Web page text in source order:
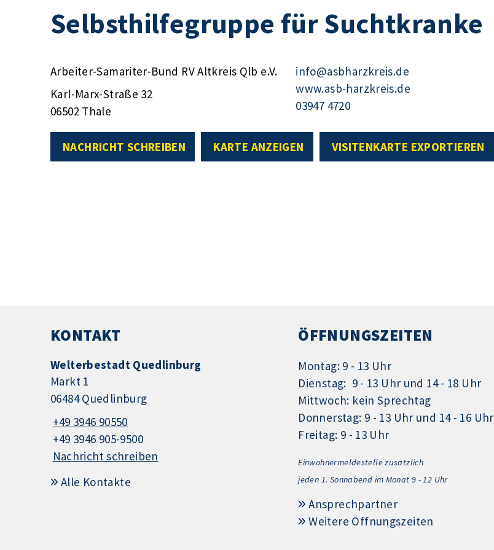
Selbsthilfegruppe für Suchtkranke
Arbeiter-Samariter-Bund RV Altkreis Qlb e.V.
Karl-Marx-Straße 32
06502 Thale
info@asbharzkreis.de
www.asb-harzkreis.de
03947 4720
NACHRICHT SCHREIBEN KARTE ANZEIGEN VISITENKARTE EXPORTIEREN
KONTAKT
Welterbestadt Quedlinburg
Markt 1
06484 Quedlinburg
+49 3946 90550
+49 3946 905-9500
Nachricht schreiben
Alle Kontakte
ÖFFNUNGSZEITEN
Montag: 9 - 13 Uhr
Dienstag: 9 - 13 Uhr und 14 - 18 Uhr
Mittwoch: kein Sprechtag
Donnerstag: 9 - 13 Uhr und 14 - 16 Uhr
Freitag: 9 - 13 Uhr
Einwohnermeldestelle zusätzlich
jeden 1. Sonnabend im Monat 9 - 12 Uhr
Ansprechpartner
Weitere Öffnungszeiten